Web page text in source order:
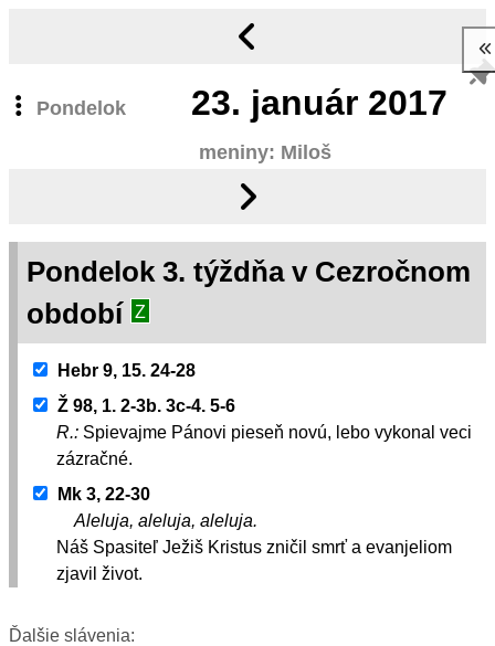
Pondelok 23. január 2017
meniny: Miloš
Pondelok 3. týždňa v Cezročnom
období
Z
Hebr 9, 15. 24-28
Ž 98, 1. 2-3b. 3c-4. 5-6
R.: Spievajme Pánovi pieseň novú, lebo vykonal veci
zázračné.
Mk 3, 22-30
Aleluja, aleluja, aleluja.
Náš Spasiteľ Ježiš Kristus zničil smrť a evanjeliom
zjavil život.
Ďalšie slávenia: